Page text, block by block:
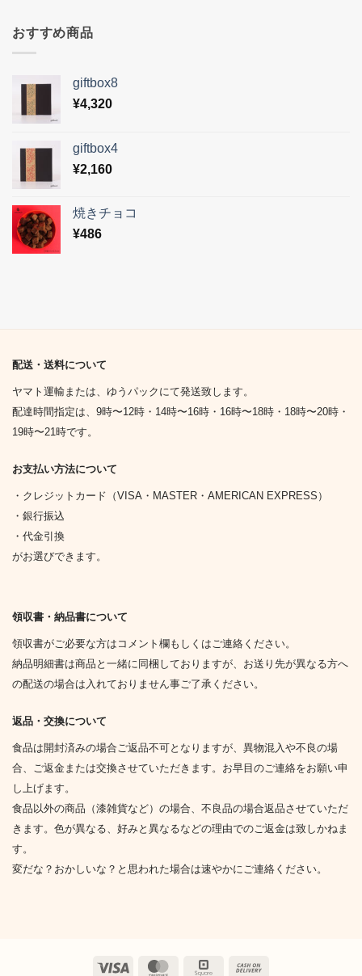
おすすめ商品
giftbox8
¥4,320
giftbox4
¥2,160
焼きチョコ
¥486
配送・送料について
ヤマト運輸または、ゆうパックにて発送致します。
配達時間指定は、9時〜12時・14時〜16時・16時〜18時・18時〜20時・
19時〜21時です。
お支払い方法について
・クレジットカード（VISA・MASTER・AMERICAN EXPRESS）
・銀行振込
・代金引換
がお選びできます。
領収書・納品書について
領収書がご必要な方はコメント欄もしくはご連絡ください。
納品明細書は商品と一緒に同梱しておりますが、お送り先が異なる方へ
の配送の場合は入れておりません事ご了承ください。
返品・交換について
食品は開封済みの場合ご返品不可となりますが、異物混入や不良の場
合、ご返金または交換させていただきます。お早目のご連絡をお願い申
し上げます。
食品以外の商品（漆雑貨など）の場合、不良品の場合返品させていただ
きます。色が異なる、好みと異なるなどの理由でのご返金は致しかねま
す。
変だな？おかしいな？と思われた場合は速やかにご連絡ください。
Visa MasterCardSquare